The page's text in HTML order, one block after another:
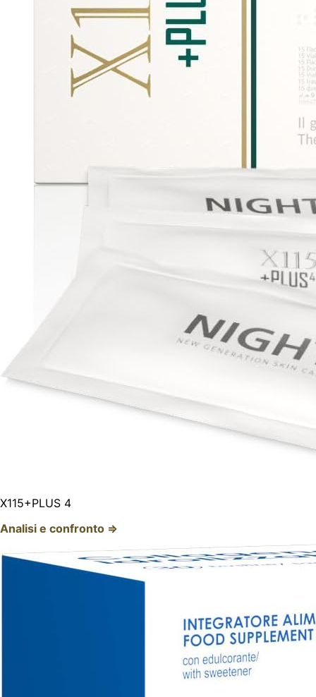
X115+PLUS 4
Analisi e confronto ⇒